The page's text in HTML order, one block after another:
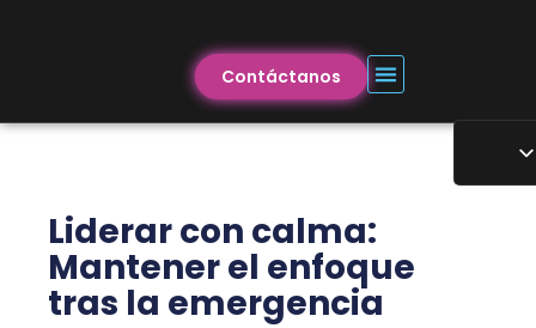
Contáctanos
Liderar con calma:
Mantener el enfoque
tras la emergencia